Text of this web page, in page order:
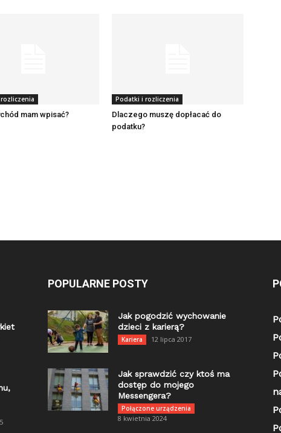
mam wpisać?
Podatki i rozliczenia
Dlaczego muszę dopłacać do
podatku?
POPULARNE POSTY
Jak pogodzić wychowanie
dzieci z karierą?
Kariera 12 lipca 2017
Jak sprawdzić czy ktoś ma
dostęp do mojego
Messengera?
Połączone urządzenia
8 kwietnia 2024